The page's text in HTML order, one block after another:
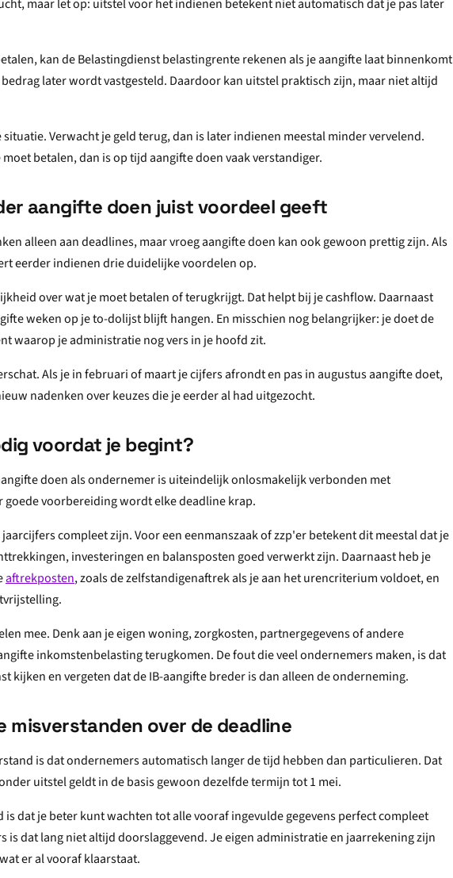
maar let op: uitstel voor het indienen betekent niet automatisch dat je pas later
kan de Belastingdienst belastingrente rekenen als je aangifte laat binnenkomt
later wordt vastgesteld. Daardoor kan uitstel praktisch zijn, maar niet altijd
situatie. Verwacht je geld terug, dan is later indienen meestal minder vervelend.
betalen, dan is op tijd aangifte doen vaak verstandiger.
aangifte doen juist voordeel geeft
alleen aan deadlines, maar vroeg aangifte doen kan ook gewoon prettig zijn. Als
eerder indienen drie duidelijke voordelen op.
over wat je moet betalen of terugkrijgt. Dat helpt bij je cashflow. Daarnaast
weken op je to-dolijst blijft hangen. En misschien nog belangrijker: je doet de
waarop je administratie nog vers in je hoofd zit.
Als je in februari of maart je cijfers afrondt en pas in augustus aangifte doet,
nadenken over keuzes die je eerder al had uitgezocht.
voordat je begint?
doen als ondernemer is uiteindelijk onlosmakelijk verbonden met
voorbereiding wordt elke deadline krap.
compleet zijn. Voor een eenmanszaak of zzp'er betekent dit meestal dat je
investeringen en balansposten goed verwerkt zijn. Daarnaast heb je
aftrekposten, zoals de zelfstandigenaftrek als je aan het urencriterium voldoet, en
mee. Denk aan je eigen woning, zorgkosten, partnergegevens of andere
inkomstenbelasting terugkomen. De fout die veel ondernemers maken, is dat
kijken en vergeten dat de IB-aangifte breder is dan alleen de onderneming.
misverstanden over de deadline
is dat ondernemers automatisch langer de tijd hebben dan particulieren. Dat
uitstel geldt in de basis gewoon dezelfde termijn tot 1 mei.
is dat je beter kunt wachten tot alle vooraf ingevulde gegevens perfect compleet
is dat lang niet altijd doorslaggevend. Je eigen administratie en jaarrekening zijn
er al vooraf klaarstaat.